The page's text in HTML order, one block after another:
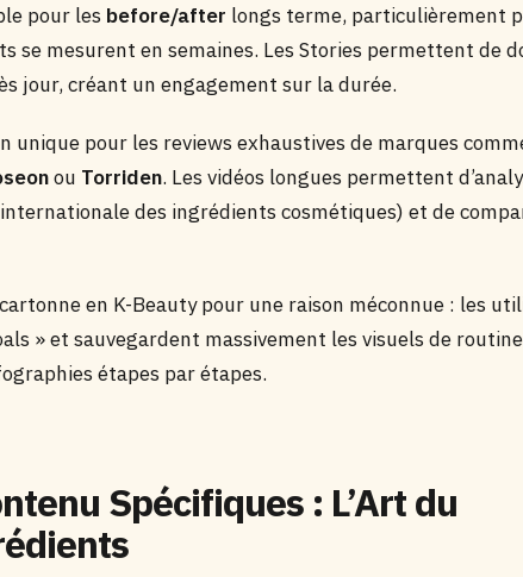
pour les before/after longs terme, particulièrement
se mesurent en semaines. Les Stories permettent de
jour, créant un engagement sur la durée.
unique pour les reviews exhaustives de marques
ou Torriden. Les vidéos longues permettent
des ingrédients cosmétiques) et de
cartonne en K-Beauty pour une raison méconnue : les
» et sauvegardent massivement les visuels de
étapes par étapes.
Spécifiques : L’Art du